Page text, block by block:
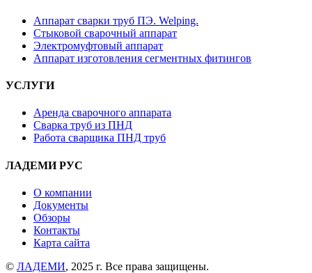
Аппарат сварки труб ПЭ. Welping.
Стыковой сварочный аппарат
Электромуфтовый аппарат
Аппарат изготовления сегментных фитингов
УСЛУГИ
Аренда сварочного аппарата
Сварка труб из ПНД
Работа сварщика ПНД труб
ЛАДЕМИ РУС
О компании
Документы
Обзоры
Контакты
Карта сайта
© ЛАДЕМИ, 2025 г. Все права защищены.